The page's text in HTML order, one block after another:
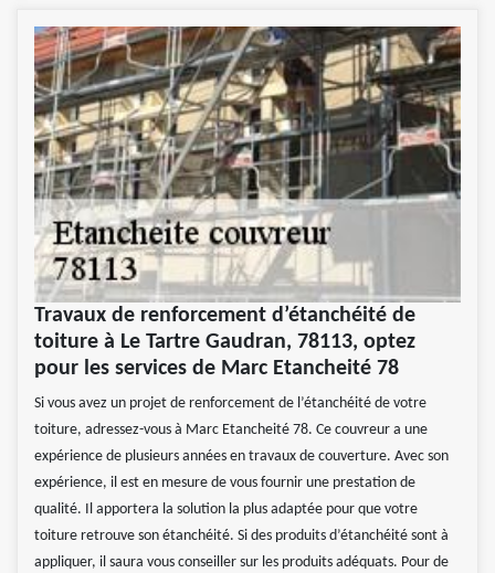
Travaux de renforcement d’étanchéité de
toiture à Le Tartre Gaudran, 78113, optez
pour les services de Marc Etancheité 78
Si vous avez un projet de renforcement de l’étanchéité de votre
toiture, adressez-vous à Marc Etancheité 78. Ce couvreur a une
expérience de plusieurs années en travaux de couverture. Avec son
expérience, il est en mesure de vous fournir une prestation de
qualité. Il apportera la solution la plus adaptée pour que votre
toiture retrouve son étanchéité. Si des produits d’étanchéité sont à
appliquer, il saura vous conseiller sur les produits adéquats. Pour de